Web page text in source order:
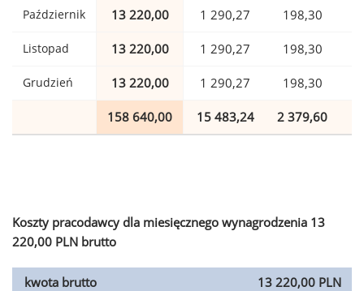
Październik 13 220,00 1 290,27 198,30
Listopad 13 220,00 1 290,27 198,30
Grudzień 13 220,00 1 290,27 198,30
158 640,00 15 483,24 2 379,60
Koszty pracodawcy dla miesięcznego wynagrodzenia 13
220,00 PLN brutto
kwota brutto
13 220,00 PLN